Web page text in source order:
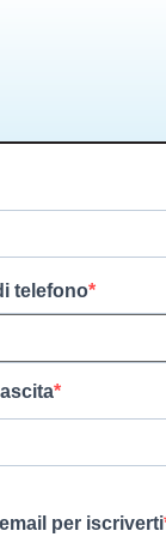
telefono
per iscriverti